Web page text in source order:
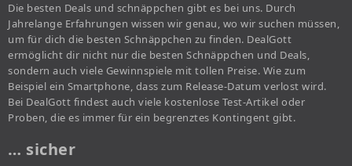
Die besten Deals und schnäppchen gibt es bei uns. Durch
Jahrelange Erfahrungen wissen wir genau, wo wir suchen müssen,
um für dich die besten Schnäppchen zu finden. DealGott
ermöglicht dir nicht nur die besten Schnäppchen und Deals,
sondern auch viele Gewinnspiele mit tollen Preise. Wie zum
Beispiel ein Smartphone, dass zum Release-Datum verlost wird.
Bei DealGott findest auch viele kostenlose Test-Artikel oder
Proben, die es immer für ein begrenztes Kontingent gibt.
… sicher